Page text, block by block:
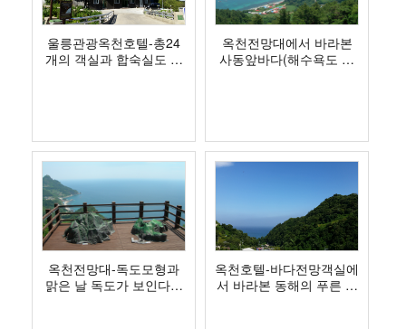
울릉관광옥천호텔-총24
개의 객실과 합숙실도 있
옥천전망대에서 바라본
사동앞바다(해수욕도 가
옥천전망대-독도모형과
맑은 날 독도가 보인다는
옥천호텔-바다전망객실에
서 바라본 동해의 푸른 바